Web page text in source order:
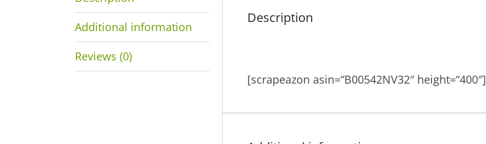
Additional information
Reviews (0)
Description
[scrapeazon asin=“B00542NV32″ height=“400″]